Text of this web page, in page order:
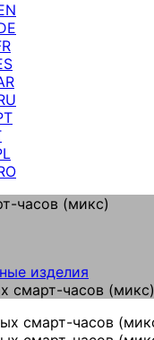
часов (микс)
изделия
смарт-часов (микс)